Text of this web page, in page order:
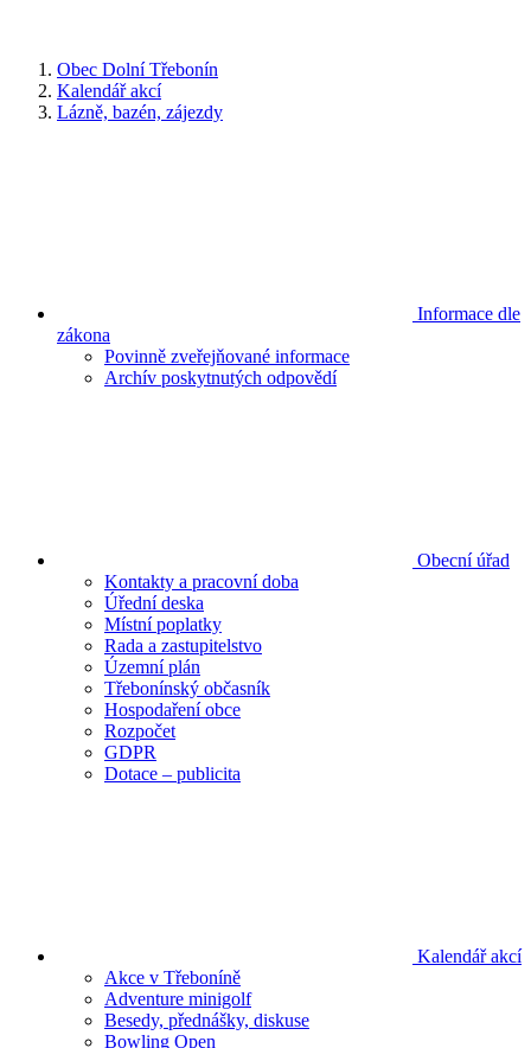
Obec Dolní Třebonín
Kalendář akcí
Lázně, bazén, zájezdy
Informace dle
zákona
Povinně zveřejňované informace
Archív poskytnutých odpovědí
Obecní úřad
Kontakty a pracovní doba
Úřední deska
Místní poplatky
Rada a zastupitelstvo
Územní plán
Třebonínský občasník
Hospodaření obce
Rozpočet
GDPR
Dotace – publicita
Kalendář akcí
Akce v Třeboníně
Adventure minigolf
Besedy, přednášky, diskuse
Bowling Open